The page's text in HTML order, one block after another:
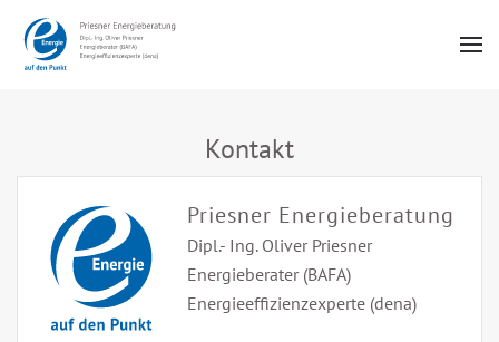
Zum Hauptinhalt springen
Kontakt
Priesner Energieberatung
Dipl.- Ing. Oliver Priesner
Energieberater (BAFA)
Energieeffizienzexperte (dena)